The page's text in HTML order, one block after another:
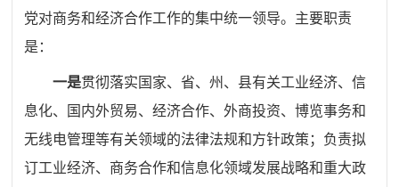
党对商务和经济合作工作的集中统一领导。主要职责
是：
一是贯彻落实国家、省、州、县有关工业经济、信
息化、国内外贸易、经济合作、外商投资、博览事务和
无线电管理等有关领域的法律法规和方针政策；负责拟
订工业经济、商务合作和信息化领域发展战略和重大政